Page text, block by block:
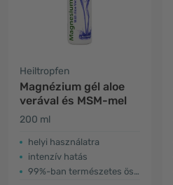
Heiltropfen
Magnézium gél aloe
verával és MSM-mel
200 ml
helyi használatra
intenzív hatás
99%-ban természetes összetétel